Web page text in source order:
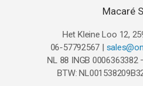
Macaré
Het Kleine Loo 12,
06-57792567 |
NL 88 INGB 0006363382
BTW: